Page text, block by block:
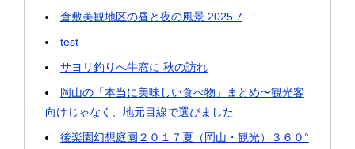
倉敷美観地区の昼と夜の風景 2025.7
test
サヨリ釣りへ牛窓に 秋の訪れ
岡山の「本当に美味しい食べ物」まとめ〜観光客
向けじゃなく、地元目線で選びました
後楽園幻想庭園２０１７夏（岡山・観光）３６０°